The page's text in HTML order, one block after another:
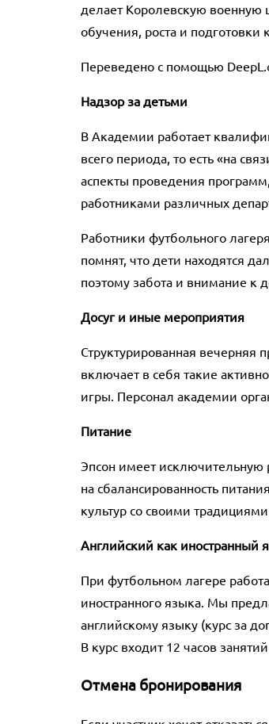
делает Королевскую военную
обучения, роста и подготовки
Переведено с помощью
Надзор за детьми
В Академии работает
всего периода, то есть «на
аспекты проведения
работниками различных
Работники футбольного
помнят, что дети находятся
поэтому забота и внимание к
Досуг и иные мероприятия
Структурированная вечерняя
включает в себя такие
игры. Персонал академии
Питание
Эпсон имеет исключительную
на сбалансированность
культур со своими
Английский как иностранный
При футбольном лагере
иностранного языка. Мы
английскому языку (курс за
В курс входит 12 часов
Отмена бронирования